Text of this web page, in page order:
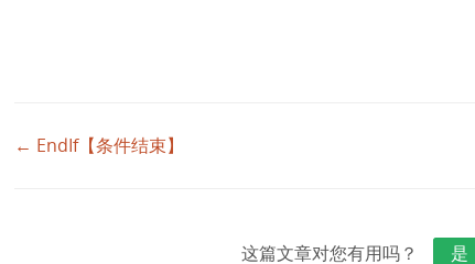
← EndIf【条件结束】
这篇文章对您有用吗？ 是